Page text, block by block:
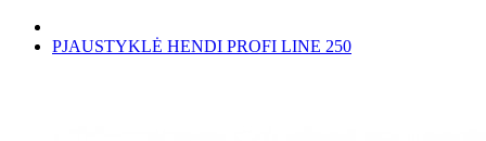
PJAUSTYKLĖ HENDI PROFI LINE 250